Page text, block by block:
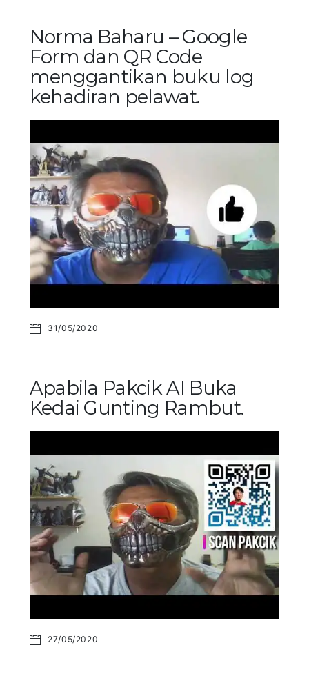
Norma Baharu – Google
Form dan QR Code
menggantikan buku log
kehadiran pelawat.
31/05/2020
Apabila Pakcik AI Buka
Kedai Gunting Rambut.
27/05/2020